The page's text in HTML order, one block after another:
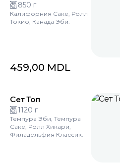
850 г
Калифорния Саке, Ролл
Токио, Канада Эби.
459,00 MDL
Сет Топ
1120 г
Темпура Эби, Темпура
Саке, Ролл Хикари,
Филадельфия Классик.